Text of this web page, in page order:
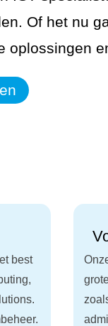
Of het nu
oplossingen
best